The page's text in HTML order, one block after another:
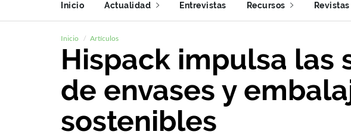
Inicio Actualidad Entrevistas Recursos Revistas
Inicio Artículos
Hispack impulsa las
de envases y
sostenibles